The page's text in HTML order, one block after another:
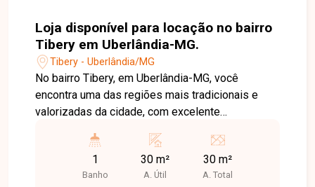
Loja disponível para locação no bairro
Tibery em Uberlândia-MG.
Tibery - Uberlândia/MG
No bairro Tibery, em Uberlândia-MG, você
encontra uma das regiões mais tradicionais e
valorizadas da cidade, com excelente
acesso às principais avenidas, além de estar
próximo a comércios, bancos, supermercados e
diversos serviços. Loja disponível para locação
1
Banho
30 m²
A. Útil
30 m²
A. Total